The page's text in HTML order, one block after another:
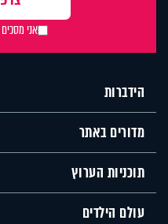
אני מסכים
הידברות
מדורים באתר
תוכניות הערוץ
עולם הילדים